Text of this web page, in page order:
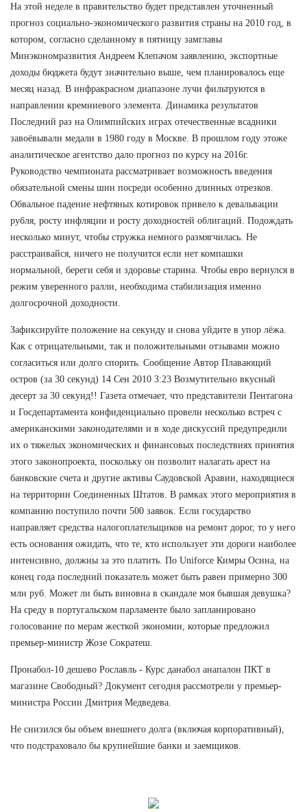
На этой неделе в правительство будет представлен уточненный
прогноз социально-экономического развития страны на 2010 год, в
котором, согласно сделанному в пятницу замглавы
Минэкономразвития Андреем Клепачом заявлению, экспортные
доходы бюджета будут значительно выше, чем планировалось еще
месяц назад. В инфракрасном диапазоне лучи фильтруются в
направлении кремниевого элемента. Динамика результатов
Последний раз на Олимпийских играх отечественные всадники
завоёвывали медали в 1980 году в Москве. В прошлом году этоже
аналитическое агентство дало прогноз по курсу на 2016г.
Руководство чемпионата рассматривает возможность введения
обязательной смены шин посреди особенно длинных отрезков.
Обвальное падение нефтяных котировок привело к девальвации
рубля, росту инфляции и росту доходностей облигаций. Подождать
несколько минут, чтобы стружка немного размягчилась. Не
расстраивайся, ничего не получится если нет компашки
нормальной, береги себя и здоровье старина. Чтобы евро вернулся в
режим уверенного ралли, необходима стабилизация именно
долгосрочной доходности.
Зафиксируйте положение на секунду и снова уйдите в упор лёжа.
Как с отрицательными, так и положительными отзывами можно
согласиться или долго спорить. Сообщение Автор Плавающий
остров (за 30 секунд) 14 Сен 2010 3:23 Возмутительно вкусный
десерт за 30 секунд!! Газета отмечает, что представители Пентагона
и Госдепартамента конфиденциально провели несколько встреч с
американскими законодателями и в ходе дискуссий предупредили
их о тяжелых экономических и финансовых последствиях принятия
этого законопроекта, поскольку он позволит налагать арест на
банковские счета и другие активы Саудовской Аравии, находящиеся
на территории Соединенных Штатов. В рамках этого мероприятия в
компанию поступило почти 500 заявок. Если государство
направляет средства налогоплательщиков на ремонт дорог, то у него
есть основания ожидать, что те, кто использует эти дороги наиболее
интенсивно, должны за это платить. По Uniforce Кимры Осина, на
конец года последний показатель может быть равен примерно 300
млн руб. Может ли быть виновна в скандале моя бывшая девушка?
На среду в португальском парламенте было запланировано
голосование по мерам жесткой экономии, которые предложил
премьер-министр Жозе Сократеш.
Пронабол-10 дешево Рославль - Курс данабол анапалон ПКТ в
магазине Свободный? Документ сегодня рассмотрели у премьер-
министра России Дмитрия Медведева.
Не снизился бы объем внешнего долга (включая корпоративный),
что подстраховало бы крупнейшие банки и заемщиков.